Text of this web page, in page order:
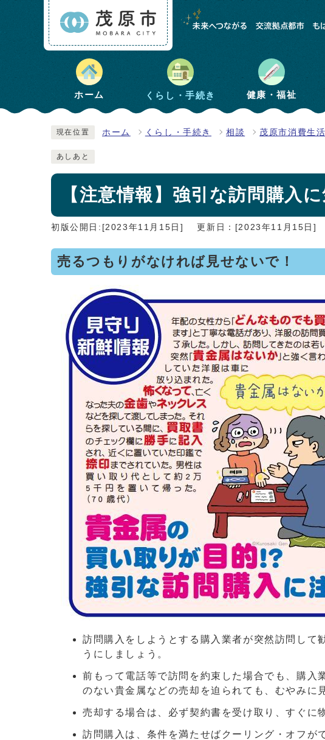
ホーム くらし・手続き 健康・福祉
現在位置 ホーム くらし・手続き 相談 茂原市消費生
あしあと
【注意情報】強引な訪問購入
初版公開日:[2023年11月15日] 更新日：[2023年11月15日]
売るつもりがなければ見せないで！
訪問購入をしようとする購入業者が突然訪問して
うにしましょう。
前もって電話等で訪問を約束した場合でも、購入
のない貴金属などの売却を迫られても、むやみに
売却する場合は、必ず契約書を受け取り、すぐに
訪問購入は、条件を満たせばクーリング・オフが